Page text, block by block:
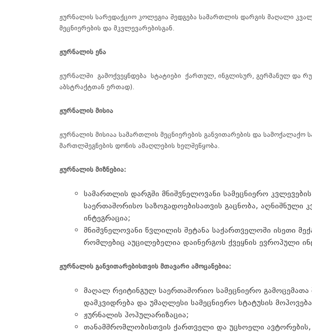
ჟურნალის სარედაქციო კოლეგია შედგება სამართლის დარგის მაღალი
მეცნიერების და მკვლევარებისგან.
ჟურნალის ენა
ჟურნალში გამოქვეყნდება სტატიები ქართულ, ინგლისურ, გერმანულ და
აბსტრაქტთან ერთად).
ჟურნალის მისია
ჟურნალის მისიაა სამართლის მეცნიერების განვითარების და სამოქალაქო
მართლშეგნების დონის ამაღლების ხელშეწყობა.
ჟურნალის მიზნებია:
სამართლის დარგში მნიშვნელოვანი სამეცნიერო კვლევების
საერთაშორისო საზოგადოებისათვის გაცნობა, აღნიშნული
ინტეგრაცია;
მნიშვნელოვანი წვლილის შეტანა საქართველოში ისეთი
რომლებიც აუცილებელია დაინერგოს ქვეყნის ევროპული
ჟურნალის განვითარებისთვის მთავარი ამოცანებია:
მაღალ რეიტინგულ საერთაშორიო სამეცნიერო
დამკვიდრება და უმაღლესი სამეცნიერო სტატუსის მოპოვება
ჟურნალის პოპულარიზაცია;
თანამშრომლობისთვის ქართველი და უცხოელი ავტორების,